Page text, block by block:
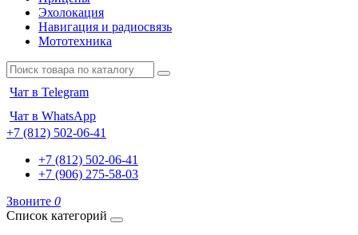
Эхолокация
Навигация и радиосвязь
Мототехника
Чат в Telegram
Чат в WhatsApp
+7 (812) 502-06-41
+7 (812) 502-06-41
+7 (906) 275-58-03
Звоните 0
Список категорий